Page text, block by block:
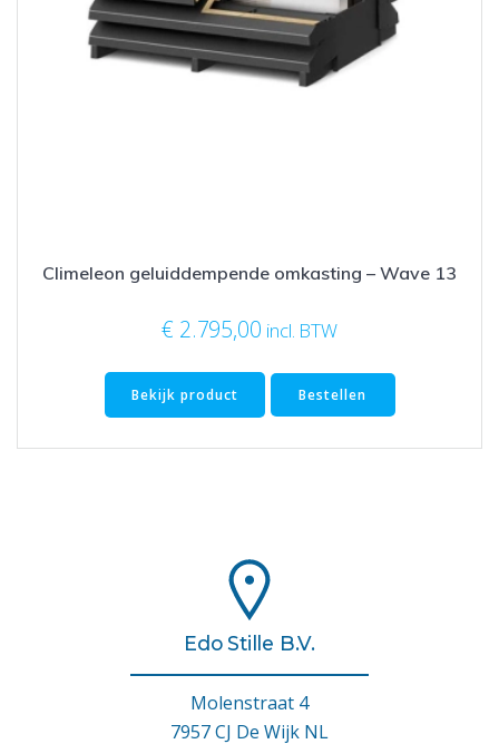
Climeleon geluiddempende omkasting – Wave 13
€ 2.795,00 incl. BTW
Bekijk product Bestellen
Edo Stille B.V.
Molenstraat 4
7957 CJ De Wijk NL